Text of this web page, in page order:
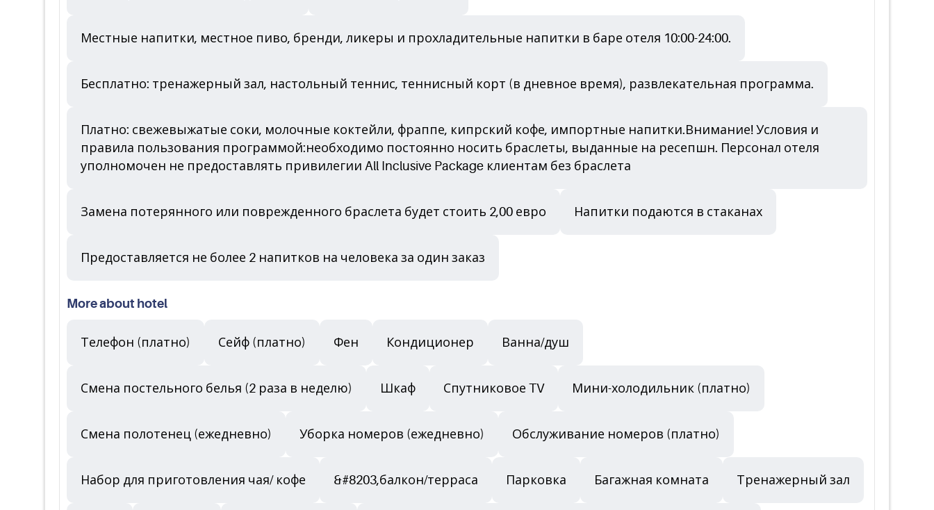
Местные напитки, местное пиво, бренди, ликеры и прохладительные напитки в баре отеля 10:00-24:00.
Бесплатно: тренажерный зал, настольный теннис, теннисный корт (в дневное время), развлекательная программа.
Платно: свежевыжатые соки, молочные коктейли, фраппе, кипрский кофе, импортные напитки.Внимание! Условия и
правила пользования программой:необходимо постоянно носить браслеты, выданные на ресепшн. Персонал отеля
уполномочен не предоставлять привилегии All Inclusive Package клиентам без браслета
Замена потерянного или поврежденного браслета будет стоить 2,00 евро Напитки подаются в стаканах
Предоставляется не более 2 напитков на человека за один заказ
More about hotel
Телефон (платно) Сейф (платно) Фен Кондиционер Ванна/душ
Смена постельного белья (2 раза в неделю) Шкаф Спутниковое TV Мини-холодильник (платно)
Смена полотенец (ежедневно) Уборка номеров (ежедневно) Обслуживание номеров (платно)
Набор для приготовления чая/ кофе &#8203,балкон/терраса Парковка Багажная комната Тренажерный зал